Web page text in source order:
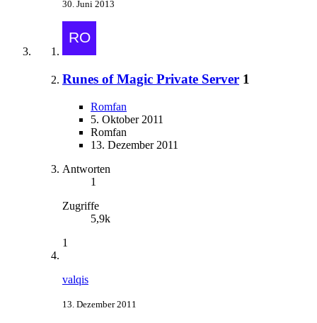
30. Juni 2013
Runes of Magic Private Server 1
Romfan
5. Oktober 2011
Romfan
13. Dezember 2011
Antworten
1
Zugriffe
5,9k
1
valqis
13. Dezember 2011